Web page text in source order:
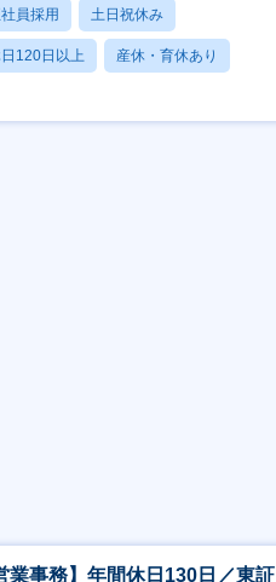
員採用 土日祝休み
120日以上 産休・育休あり
業事務】年間休日130日／東証